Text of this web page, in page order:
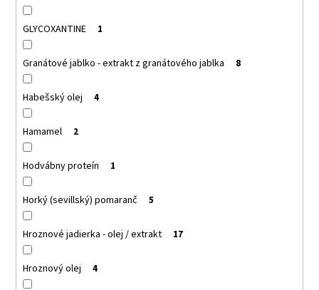
GLYCOXANTINE 1
Granátové jablko - extrakt z granátového jablka 8
Habešský olej 4
Hamamel 2
Hodvábny proteín 1
Horký (sevillský) pomaranč 5
Hroznové jadierka - olej / extrakt 17
Hroznový olej 4